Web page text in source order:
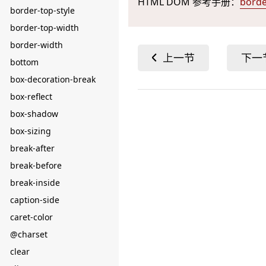
border-top-style
border-top-width
border-width
bottom
box-decoration-break
box-reflect
box-shadow
box-sizing
break-after
break-before
break-inside
caption-side
caret-color
@charset
clear